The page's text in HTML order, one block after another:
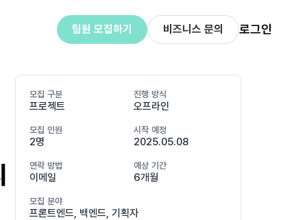
팀원 모집하기 비즈니스 문의 로그인
모집 구분
프로젝트
진행 방식
오프라인
모집 인원
2명
시작 예정
2025.05.08
연락 방법
이메일
예상 기간
6개월
모집 분야
프론트엔드, 백엔드, 기획자